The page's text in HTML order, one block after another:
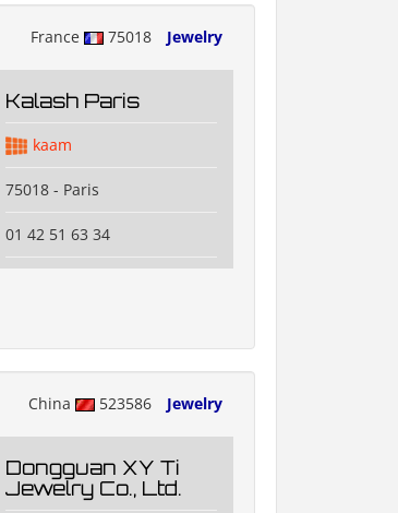
France 75018 Jewelry
Kalash Paris
kaam
75018 - Paris
01 42 51 63 34
China 523586 Jewelry
Dongguan XY Ti
Jewelry Co., Ltd.